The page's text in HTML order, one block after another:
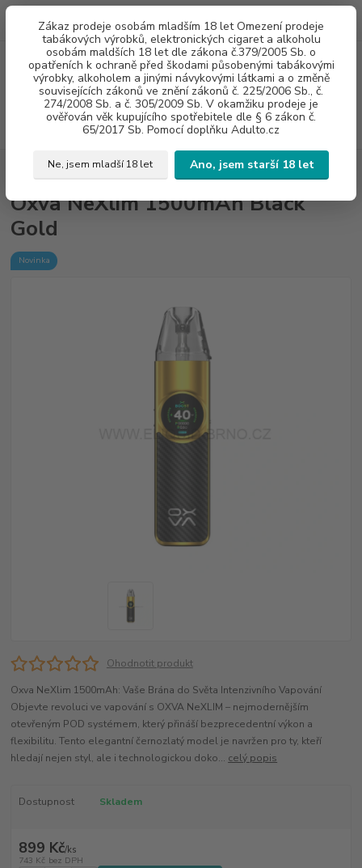
Zákaz prodeje osobám mladším 18 let Omezení prodeje
tabákových výrobků, elektronických cigaret a alkoholu
osobám maldších 18 let dle zákona č.379/2005 Sb. o
opatřeních k ochraně před škodami působenými tabákovými
výrobky, alkoholem a jinými návykovými látkami a o změně
souvisejících zákonů ve znění zákonů č. 225/2006 Sb., č.
274/2008 Sb. a č. 305/2009 Sb. V okamžiku prodeje je
ověřován věk kupujícího spotřebitele dle § 6 zákon č.
65/2017 Sb. Pomocí doplňku Adulto.cz
Ne, jsem mladší 18 let Ano, jsem starší 18 let
Menu
CZK
Hledat
8:00-20:00
za0 Kč
E - CIGARETY Oxva NeXlim 1500mAh Black Gold
Oxva NeXlim 1500mAh Black
Gold
Novinka
Ohodnotit produkt
Oxva NeXlim 1500mAh: Vaše Brána do Světa Intenzivního Vapování
Objevte revoluci ve vapování s OXVA NeXLIM – nejmodernějším
otevřeným POD systémem, který přináší bezprecedentní výkon a
flexibilitu. Tento elegantní černozlatý model je navržen pro ty, kteří
hledají nejen styl, ale i technologickou doko... celý popis
Dostupnost Skladem
899 Kč/ks
743 Kč bez DPH